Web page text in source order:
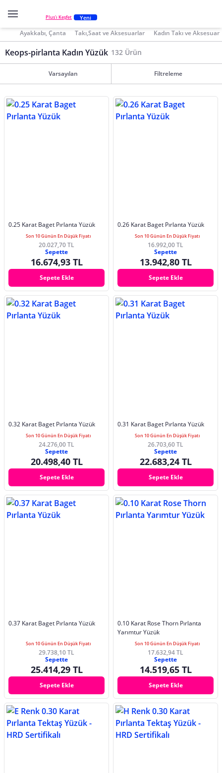
Plus'ı Keşfet Yeni
Ayakkabı, Çanta Takı,Saat ve Aksesuarlar Kadın Takı ve Aksesuar
Keops-pirlanta Kadın Yüzük 132 Ürün
Varsayılan Filtreleme
0.25 Karat Baget Pırlanta Yüzük
Son 10 Günün En Düşük Fiyatı
20.027,70 TL
Sepette
16.674,93 TL
Sepete Ekle
0.26 Karat Baget Pırlanta Yüzük
Son 10 Günün En Düşük Fiyatı
16.992,00 TL
Sepette
13.942,80 TL
Sepete Ekle
0.32 Karat Baget Pırlanta Yüzük
Son 10 Günün En Düşük Fiyatı
24.276,00 TL
Sepette
20.498,40 TL
Sepete Ekle
0.31 Karat Baget Pırlanta Yüzük
Son 10 Günün En Düşük Fiyatı
26.703,60 TL
Sepette
22.683,24 TL
Sepete Ekle
0.37 Karat Baget Pırlanta Yüzük
Son 10 Günün En Düşük Fiyatı
29.738,10 TL
Sepette
25.414,29 TL
Sepete Ekle
0.10 Karat Rose Thorn Pırlanta
Yarımtur Yüzük
Son 10 Günün En Düşük Fiyatı
17.632,94 TL
Sepette
14.519,65 TL
Sepete Ekle